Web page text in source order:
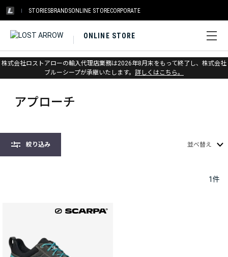
STORIESBRANDSONLINE STORECORPORATE
ONLINE STORE
株式会社ロストアローの輸入代理店業務は2026年8月末をもって終了し、株式会社
ブルーシープが承継いたします。 詳しくはこちら。
ホーム > スカルパ > アプローチ
アプローチ
絞り込み 並べ替え
1件